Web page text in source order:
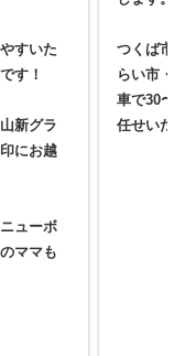
すいた
す！
新グラ
にお越
ューボ
ママも
つくば市
らい市・
車で30〜
任せいた